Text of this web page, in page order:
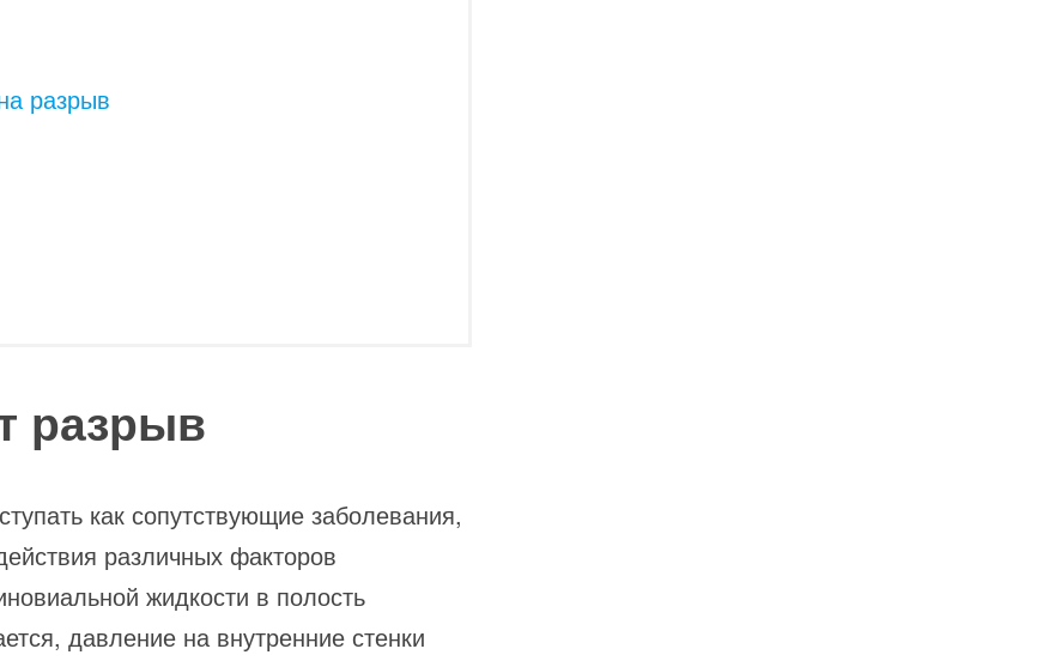
разрыв
разрыв
как сопутствующие заболевания,
различных факторов
жидкости в полость
давление на внутренние стенки